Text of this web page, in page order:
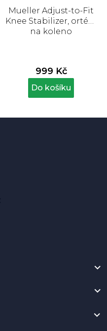
Mueller Adjust-to-Fit
Knee Stabilizer, ortéza
na koleno
999 Kč
Do košíku